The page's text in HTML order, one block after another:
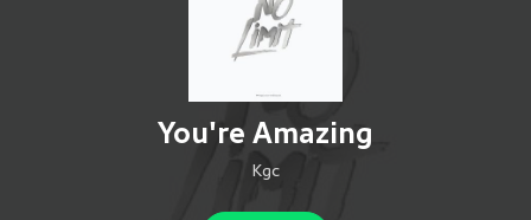
You're Amazing
Kgc